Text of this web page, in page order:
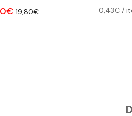
19,80€ 0,43€ /